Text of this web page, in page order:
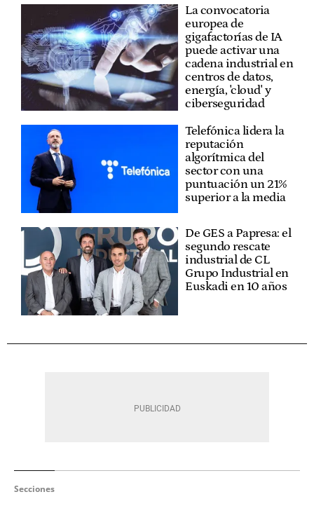
La convocatoria
europea de
gigafactorías de IA
puede activar una
cadena industrial en
centros de datos,
energía, 'cloud' y
ciberseguridad
Telefónica lidera la
reputación
algorítmica del
sector con una
puntuación un 21%
superior a la media
De GES a Papresa: el
segundo rescate
industrial de CL
Grupo Industrial en
Euskadi en 10 años
Secciones